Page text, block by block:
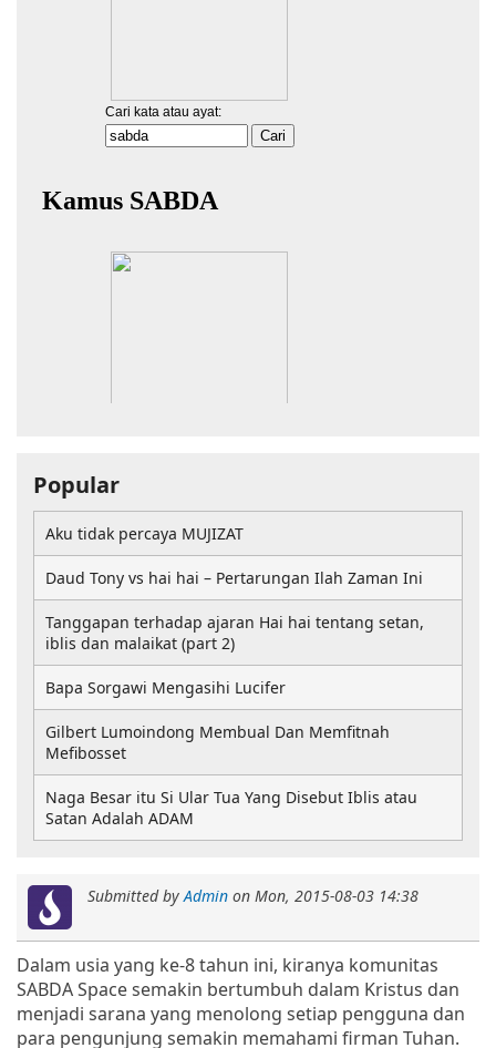
Submitted by Admin on Mon, 2015-08-03 14:38
Dalam usia yang ke-8 tahun ini, kiranya komunitas
SABDA Space semakin bertumbuh dalam Kristus dan
menjadi sarana yang menolong setiap pengguna dan
para pengunjung semakin memahami firman Tuhan.
Popular
Aku tidak percaya MUJIZAT
Daud Tony vs hai hai – Pertarungan Ilah Zaman Ini
Tanggapan terhadap ajaran Hai hai tentang setan,
iblis dan malaikat (part 2)
Bapa Sorgawi Mengasihi Lucifer
Gilbert Lumoindong Membual Dan Memfitnah
Mefibosset
Naga Besar itu Si Ular Tua Yang Disebut Iblis atau
Satan Adalah ADAM